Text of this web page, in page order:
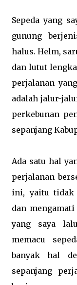
Sepeda yang
gunung
halus. Helm,
dan lutut
perjalanan
adalah jalur-
perkebunan
sepanjang
Ada satu hal
perjalanan
ini, yaitu tidak
dan
yang saya
memacu
banyak hal
sepanjang